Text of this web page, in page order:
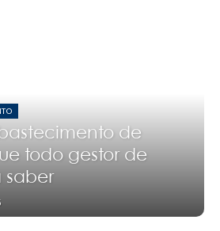
de
todo gestor de
saber